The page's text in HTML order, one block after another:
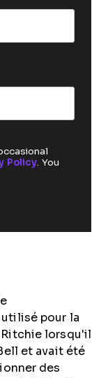
Policy. You
pour la
Ritchie lorsqu'il
et avait été
des